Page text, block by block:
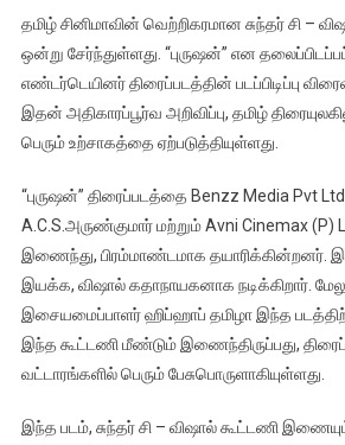
தமிழ் சினிமாவின் வெற்றிகரமான சுந்தர் சி –
ஒன்று சேர்ந்துள்ளது. “புருஷன்” என
எண்டர்டெயினர் திரைப்படத்தின் படப்பிடிப்பு
இதன் அதிகாரப்பூர்வ அறிவிப்பு, தமிழ்
பெரும் உற்சாகத்தை ஏற்படுத்தியுள்ளது.
“புருஷன்” திரைப்படத்தை Benzz Media Pvt Ltd
A.C.S.அருண்குமார் மற்றும் Avni Cinemax (P)
இணைந்து, பிரம்மாண்டமாக தயாரிக்கின்றனர்.
இயக்க, விஷால் கதாநாயகனாக நடிக்கிறார்.
இசையமைப்பாளர் ஹிப்ஹாப் தமிழா இந்த
இந்த கூட்டணி மீண்டும் இணைந்திருப்பது,
வட்டாரங்களில் பெரும் பேசுபொருளாகியுள்ளது.
இந்த படம், சுந்தர் சி – விஷால் கூட்டணி